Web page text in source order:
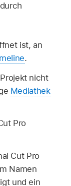
ist, an
.
nicht
Mediathek
Pro
Cut Pro
Namen
und ein